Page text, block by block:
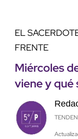
EL
FRENTE
Miércoles
viene y qué